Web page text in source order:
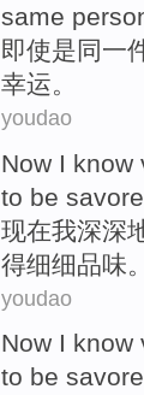
same
即使是同一
幸运。
youdao
Now I know
to be
现在我深深
得细细品味。
youdao
Now I know
to be